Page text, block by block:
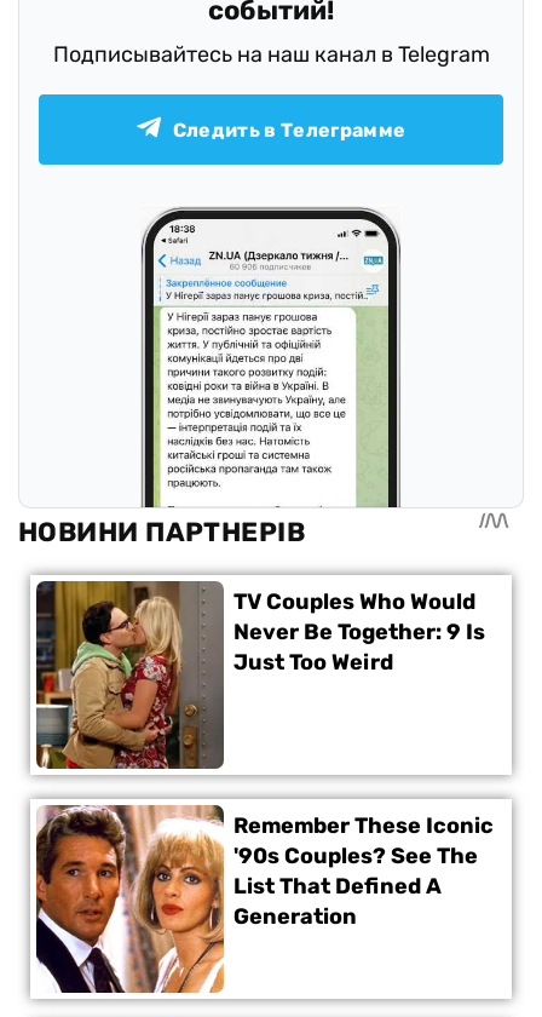
событий!
Подписывайтесь на наш канал в Telegram
Следить в Телеграмме